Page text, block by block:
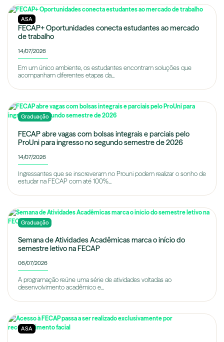
ASA
FECAP+ Oportunidades conecta estudantes ao mercado
de trabalho
14/07/2026
Em um único ambiente, os estudantes encontram soluções que
acompanham diferentes etapas da...
Graduação
FECAP abre vagas com bolsas integrais e parciais pelo
ProUni para ingresso no segundo semestre de 2026
14/07/2026
Ingressantes que se inscreveram no Prouni podem realizar o sonho de
estudar na FECAP com até 100%...
Graduação
Semana de Atividades Acadêmicas marca o início do
semestre letivo na FECAP
06/07/2026
A programação reúne uma série de atividades voltadas ao
desenvolvimento acadêmico e...
ASA